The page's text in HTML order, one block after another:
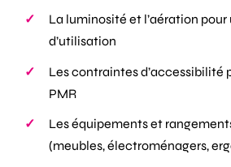
La luminosité et l’aération
d’utilisation
Les contraintes d’accessibilité
PMR
Les équipements et
(meubles, électroménagers,